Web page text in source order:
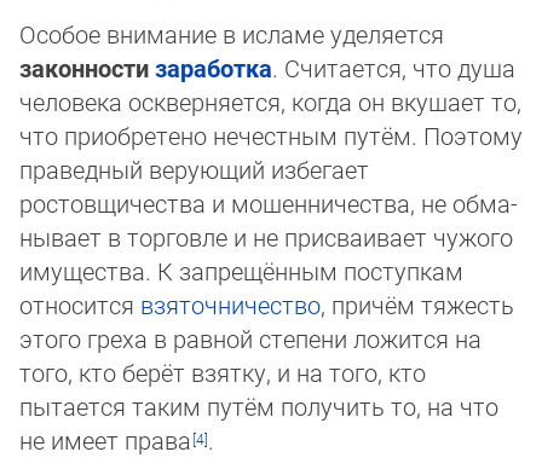
Особое внимание в исламе уделяется
законностизаработка. Считается, что душа
человека оскверняется, когда он вкушает то,
что приобретено нечестным путём. Поэтому
праведный верующий избегает
ростовщичества и мошенничества, не об­ма­
ны­ва­ет в торговле и не присваивает чужого
имущества. К запрещённым поступкам
относится взяточничество, причём тя­жесть
этого греха в равной степени ложится на
того, кто берёт взятку, и на того, кто
пытается таким путём получить то, на что
не имеет права
.